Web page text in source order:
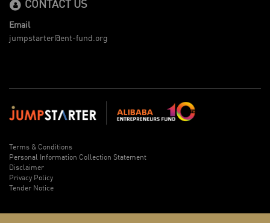
Email
jumpstarter@ent-fund.org
Terms & Conditions
Personal Information Collection Statement
Disclaimer
Privacy Policy
Tender Notice